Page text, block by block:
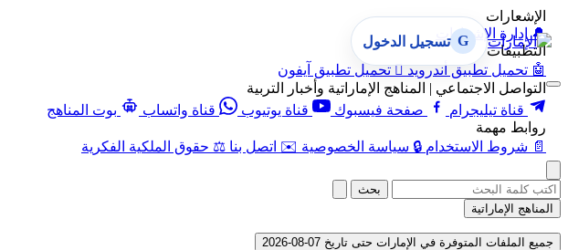
الإشعارات
🔔 إدارة الإشعارات
التطبيقات
🤖 تحميل تطبيق أندرويد  تحميل تطبيق آيفون
التواصل الاجتماعي | المناهج الإماراتية وأخبار التربية
قناة تيليجرام
صفحة فيسبوك قناة يوتيوب قناة واتساب
بوت المناهج
روابط مهمة
📄 شروط الاستخدام 🔒 سياسة الخصوصية ✉️ اتصل بنا ⚖️ حقوق الملكية الفكرية
G تسجيل الدخول
بحث
المناهج الإماراتية
جميع الملفات المتوفرة في الإمارات حتى تاريخ 07-08-2026